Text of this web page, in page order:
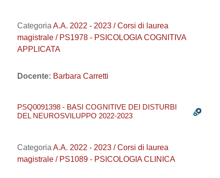
Categoria A.A. 2022 - 2023 / Corsi di laurea
magistrale / PS1978 - PSICOLOGIA COGNITIVA
APPLICATA
Docente: Barbara Carretti
PSQ0091398 - BASI COGNITIVE DEI DISTURBI
DEL NEUROSVILUPPO 2022-2023
Categoria A.A. 2022 - 2023 / Corsi di laurea
magistrale / PS1089 - PSICOLOGIA CLINICA